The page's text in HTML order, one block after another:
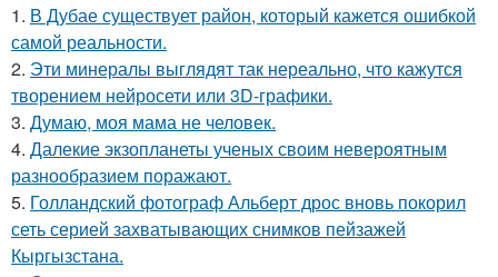
1. В Дубае существует район, который кажется ошибкой
самой реальности.
2. Эти минералы выглядят так нереально, что кажутся
творением нейросети или 3D-графики.
3. Думаю, моя мама не человек.
4. Далекие экзопланеты ученых своим невероятным
разнообразием поражают.
5. Голландский фотограф Альберт дрос вновь покорил
сеть серией захватывающих снимков пейзажей
Кыргызстана.